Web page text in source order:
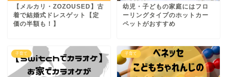
【メルカリ・ZOZOUSED】古
着で結婚式ドレスゲット【定
価の半額も！】
幼児・子どもの家庭にはフロ
ーリングタイプのホットカー
ペットがおすすめ
子育て 子育て